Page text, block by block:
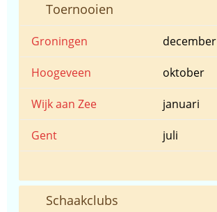
Toernooien
Groningen december
Hoogeveen oktober
Wijk aan Zee januari
Gent juli
Schaakclubs